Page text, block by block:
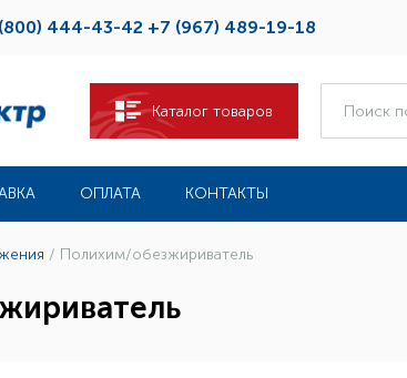
444-43-42 +7 (967) 489-19-18
Каталог товаров
ОПЛАТА КОНТАКТЫ
/ Полихим/обезжириватель